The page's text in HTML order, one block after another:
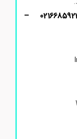
تلفن: [02166859216 – 02166859220 –